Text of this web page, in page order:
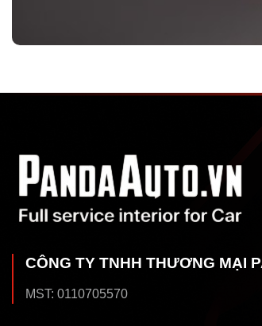
CÔNG TY TNHH THƯƠNG MẠI
MST: 0110705570